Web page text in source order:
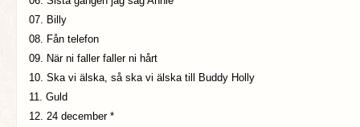
07. Billy
08. Fån telefon
09. När ni faller faller ni hårt
10. Ska vi älska, så ska vi älska till Buddy Holly
11. Guld
12. 24 december *